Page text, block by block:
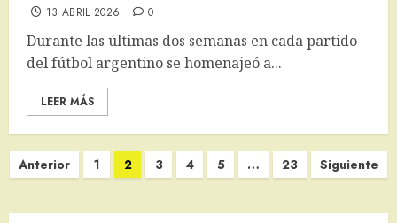
13 ABRIL 2026 0
Durante las últimas dos semanas en cada partido
del fútbol argentino se homenajeó a...
LEER MÁS
Paginación
Anterior 1 2 3 4 5 … 23 Siguiente